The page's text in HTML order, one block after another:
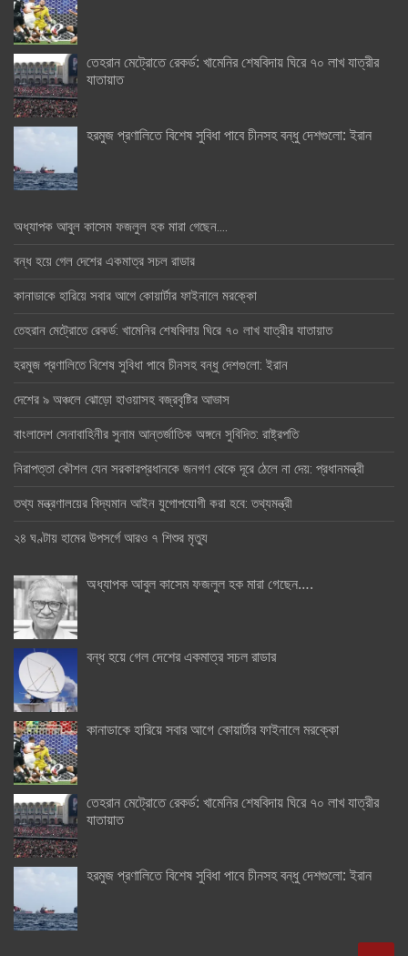
তেহরান মেট্রোতে রেকর্ড: খামেনির শেষবিদায় ঘিরে ৭০ লাখ যাত্রীর
যাতায়াত
হরমুজ প্রণালিতে বিশেষ সুবিধা পাবে চীনসহ বন্ধু দেশগুলো: ইরান
অধ্যাপক আবুল কাসেম ফজলুল হক মারা গেছেন….
বন্ধ হয়ে গেল দেশের একমাত্র সচল রাডার
কানাডাকে হারিয়ে সবার আগে কোয়ার্টার ফাইনালে মরক্কো
তেহরান মেট্রোতে রেকর্ড: খামেনির শেষবিদায় ঘিরে ৭০ লাখ যাত্রীর যাতায়াত
হরমুজ প্রণালিতে বিশেষ সুবিধা পাবে চীনসহ বন্ধু দেশগুলো: ইরান
দেশের ৯ অঞ্চলে ঝোড়ো হাওয়াসহ বজ্রবৃষ্টির আভাস
বাংলাদেশ সেনাবাহিনীর সুনাম আন্তর্জাতিক অঙ্গনে সুবিদিত: রাষ্ট্রপতি
নিরাপত্তা কৌশল যেন সরকারপ্রধানকে জনগণ থেকে দূরে ঠেলে না দেয়: প্রধানমন্ত্রী
তথ্য মন্ত্রণালয়ের বিদ্যমান আইন যুগোপযোগী করা হবে: তথ্যমন্ত্রী
২৪ ঘণ্টায় হামের উপসর্গে আরও ৭ শিশুর মৃত্যু
অধ্যাপক আবুল কাসেম ফজলুল হক মারা গেছেন….
বন্ধ হয়ে গেল দেশের একমাত্র সচল রাডার
কানাডাকে হারিয়ে সবার আগে কোয়ার্টার ফাইনালে মরক্কো
তেহরান মেট্রোতে রেকর্ড: খামেনির শেষবিদায় ঘিরে ৭০ লাখ যাত্রীর
যাতায়াত
হরমুজ প্রণালিতে বিশেষ সুবিধা পাবে চীনসহ বন্ধু দেশগুলো: ইরান